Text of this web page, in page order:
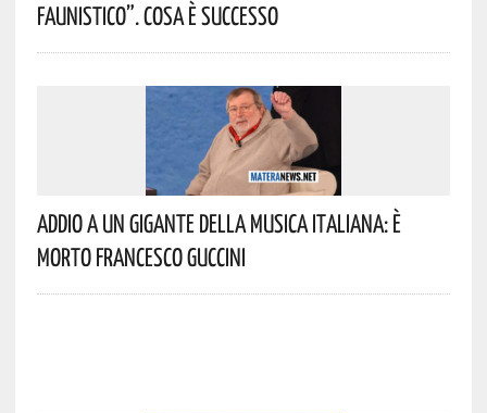
Faunistico”. Cosa È Successo
Addio A Un Gigante Della Musica Italiana: È
Morto Francesco Guccini